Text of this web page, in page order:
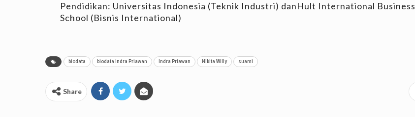
Pendidikan: Universitas Indonesia (Teknik Industri) danHult International Business
School (Bisnis International)
biodata biodata Indra Priawan Indra Priawan Nikita Willy suami
Share